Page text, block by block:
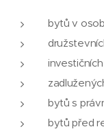
bytů v
bytů s
bytů před